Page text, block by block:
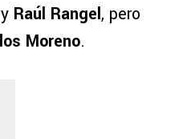
y Raúl Rangel, pero
Moreno.